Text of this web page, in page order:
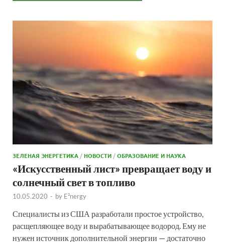
ЗЕЛЕНАЯ ЭНЕРГЕТИКА /НОВОСТИ /ОБРАЗОВАНИЕ И НАУКА
«Искусственный лист» превращает воду и
солнечный свет в топливо
10.05.2020 - by E²nergy
Специалисты из США разработали простое устройство,
расщепляющее воду и вырабатывающее водород. Ему не
нужен источник дополнительной энергии — достаточно